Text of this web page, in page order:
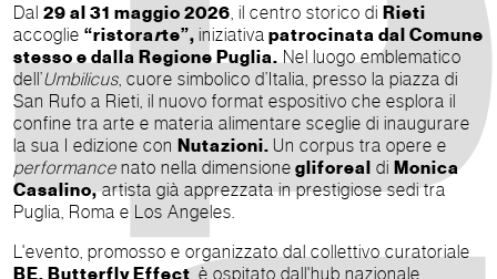
Dal 29 al 31 maggio 2026 , il centro storico di Rieti
accoglie “ristorarte”, iniziativa patrocinata dal Comune
stesso e dalla Regione Puglia. Nel luogo emblematico
dell’Umbilicus , cuore simbolico d’Italia, presso la piazza di
San Rufo a Rieti, il nuovo format espositivo che esplora il
confine tra arte e materia alimentare sceglie di inaugurare
la sua I edizione con Nutazioni. Un corpus tra opere e
performance nato nella dimensione gliforeal di Monica
Casalino,artista già apprezzata in prestigiose sedi tra
Puglia, Roma e Los Angeles.
L'evento, promosso e organizzato dal collettivo curatoriale
BE. Butterfly Effect, è ospitato dall'hub nazionale